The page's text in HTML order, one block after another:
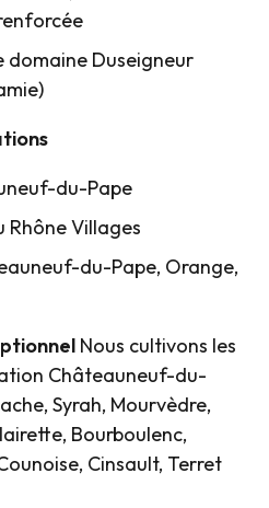
domaine Duseigneur
du-Pape
Rhône Villages
du-Pape, Orange,
Nous cultivons les
Châteauneuf-du-
Syrah, Mourvèdre,
Bourboulenc,
Cinsault, Terret